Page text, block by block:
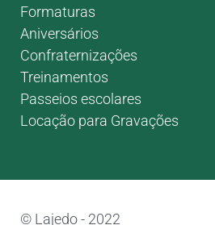
Formaturas
Aniversários
Confraternizações
Treinamentos
Passeios escolares
Locação para Gravações
© Lajedo - 2022